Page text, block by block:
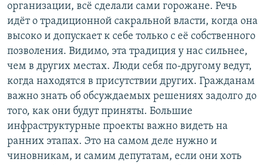
организации, всё сделали сами горожане. Речь
идёт о традиционной сакральной власти, когда она
высоко и допускает к себе только с её собственного
позволения. Видимо, эта традиция у нас сильнее,
чем в других местах. Люди себя по-другому ведут,
когда находятся в присутствии других. Гражданам
важно знать об обсуждаемых решениях задолго до
того, как они будут приняты. Большие
инфраструктурные проекты важно видеть на
ранних этапах. Это на самом деле нужно и
чиновникам, и самим депутатам, если они хоть